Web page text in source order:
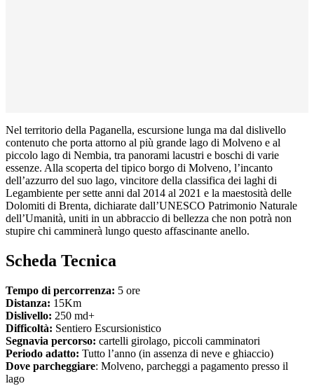
Nel territorio della Paganella, escursione lunga ma dal dislivello
contenuto che porta attorno al più grande lago di Molveno e al
piccolo lago di Nembia, tra panorami lacustri e boschi di varie
essenze. Alla scoperta del tipico borgo di Molveno, l’incanto
dell’azzurro del suo lago, vincitore della classifica dei laghi di
Legambiente per sette anni dal 2014 al 2021 e la maestosità delle
Dolomiti di Brenta, dichiarate dall’UNESCO Patrimonio Naturale
dell’Umanità, uniti in un abbraccio di bellezza che non potrà non
stupire chi camminerà lungo questo affascinante anello.
Scheda Tecnica
Tempo di percorrenza: 5 ore
Distanza: 15Km
Dislivello: 250 md+
Difficoltà: Sentiero Escursionistico
Segnavia percorso: cartelli girolago, piccoli camminatori
Periodo adatto: Tutto l’anno (in assenza di neve e ghiaccio)
Dove parcheggiare: Molveno, parcheggi a pagamento presso il
lago